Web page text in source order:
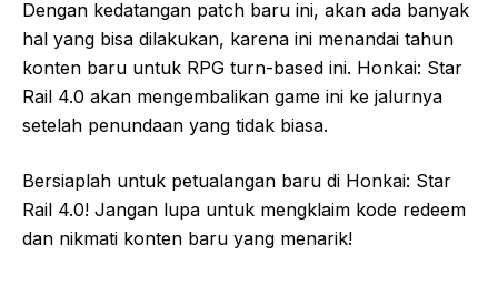
Dengan kedatangan patch baru ini, akan ada banyak
hal yang bisa dilakukan, karena ini menandai tahun
konten baru untuk RPG turn-based ini. Honkai: Star
Rail 4.0 akan mengembalikan game ini ke jalurnya
setelah penundaan yang tidak biasa.
Bersiaplah untuk petualangan baru di Honkai: Star
Rail 4.0! Jangan lupa untuk mengklaim kode redeem
dan nikmati konten baru yang menarik!